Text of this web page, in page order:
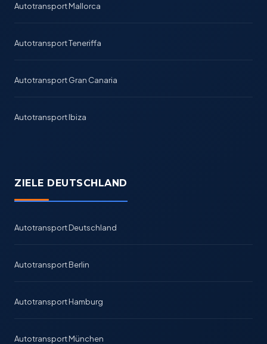
Autotransport Mallorca
Autotransport Teneriffa
Autotransport Gran Canaria
Autotransport Ibiza
ZIELE DEUTSCHLAND
Autotransport Deutschland
Autotransport Berlin
Autotransport Hamburg
Autotransport München